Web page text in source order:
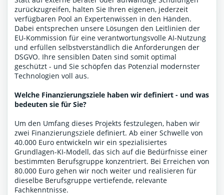
zurückzugreifen, halten Sie Ihren eigenen, jederzeit
verfügbaren Pool an Expertenwissen in den Händen.
Dabei entsprechen unsere Lösungen den Leitlinien der
EU-Kommission für eine verantwortungsvolle AI-Nutzung
und erfüllen selbstverständlich die Anforderungen der
DSGVO. Ihre sensiblen Daten sind somit optimal
geschützt - und Sie schöpfen das Potenzial modernster
Technologien voll aus.
Welche Finanzierungsziele haben wir definiert - und was
bedeuten sie für Sie?
Um den Umfang dieses Projekts festzulegen, haben wir
zwei Finanzierungsziele definiert. Ab einer Schwelle von
40.000 Euro entwickeln wir ein spezialisiertes
Grundlagen-KI-Modell, das sich auf die Bedürfnisse einer
bestimmten Berufsgruppe konzentriert. Bei Erreichen von
80.000 Euro gehen wir noch weiter und realisieren für
dieselbe Berufsgruppe vertiefende, relevante
Fachkenntnisse.